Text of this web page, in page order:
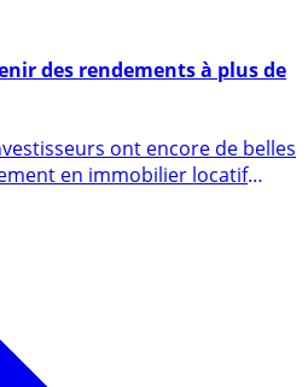
en immobilier locatif